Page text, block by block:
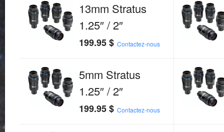
13mm Stratus
1.25″ / 2″
199.95$ Contactez-nous
5mm Stratus
1.25″ / 2″
199.95$ Contactez-nous